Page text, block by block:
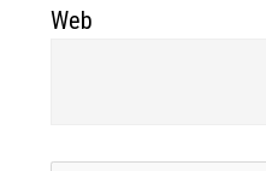
Web